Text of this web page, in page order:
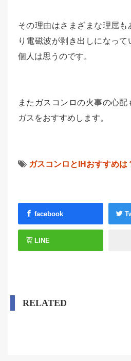
その理由はさまざまな理屈
り電磁波が剥き出しになっ
個人は思うのです。
またガスコンロの火事の心
ガスをおすすめします。
ガスコンロとIHおすすめは
facebook
LINE
RELATED